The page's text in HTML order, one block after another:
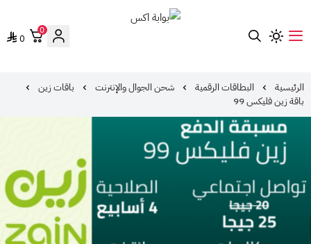
0
0
الرئيسية البطاقات الرقمية شحن الجوال والإنترنت
باقات زين
باقة زين فليكس 99